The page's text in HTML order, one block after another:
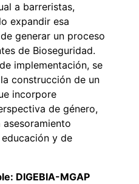
a barreristas,
expandir esa
generar un proceso
de Bioseguridad.
implementación, se
construcción de un
incorpore
de género,
y de
DIGEBIA-MGAP